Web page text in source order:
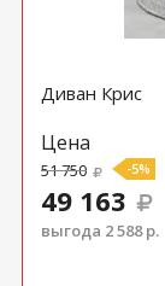
Диван Крис
Цена
51 750 -5%
49 163
выгода 2 588 р.